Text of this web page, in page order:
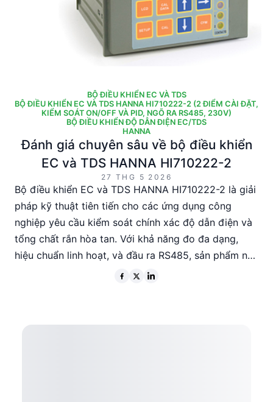
BỘ ĐIỀU KHIỂN EC VÀ TDS
BỘ ĐIỀU KHIỂN EC VÀ TDS HANNA HI710222-2 (2 ĐIỂM CÀI ĐẶT,
KIỂM SOÁT ON/OFF VÀ PID, NGÕ RA RS485, 230V)
BỘ ĐIỀU KHIỂN ĐỘ DẪN ĐIỆN EC/TDS
HANNA
Đánh giá chuyên sâu về bộ điều khiển
EC và TDS HANNA HI710222-2
27 THG 5 2026
Bộ điều khiển EC và TDS HANNA HI710222-2 là giải
pháp kỹ thuật tiên tiến cho các ứng dụng công
nghiệp yêu cầu kiểm soát chính xác độ dẫn điện và
tổng chất rắn hòa tan. Với khả năng đo đa dạng,
hiệu chuẩn linh hoạt, và đầu ra RS485, sản phẩm này
phù hợp cho các kỹ sư và nhà quản lý kỹ thuật cần